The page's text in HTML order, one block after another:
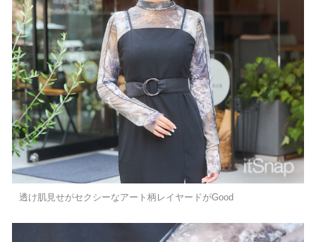
透け肌見せがセクシーなアート柄レイヤードがGood